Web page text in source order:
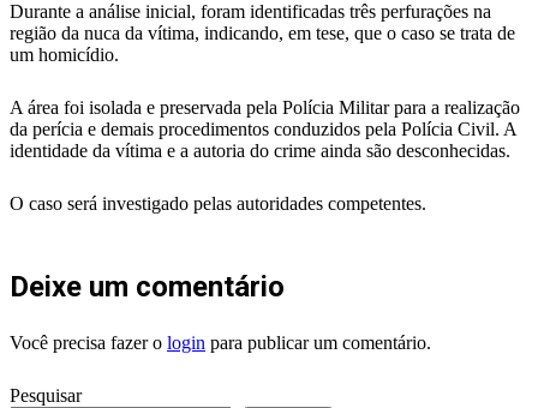
Durante a análise inicial, foram identificadas três perfurações na
região da nuca da vítima, indicando, em tese, que o caso se trata de
um homicídio.
A área foi isolada e preservada pela Polícia Militar para a realização
da perícia e demais procedimentos conduzidos pela Polícia Civil. A
identidade da vítima e a autoria do crime ainda são desconhecidas.
O caso será investigado pelas autoridades competentes.
Deixe um comentário
Você precisa fazer o login para publicar um comentário.
Pesquisar